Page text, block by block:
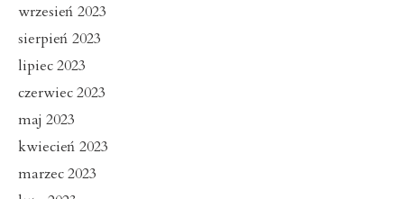
wrzesień 2023
sierpień 2023
lipiec 2023
czerwiec 2023
maj 2023
kwiecień 2023
marzec 2023